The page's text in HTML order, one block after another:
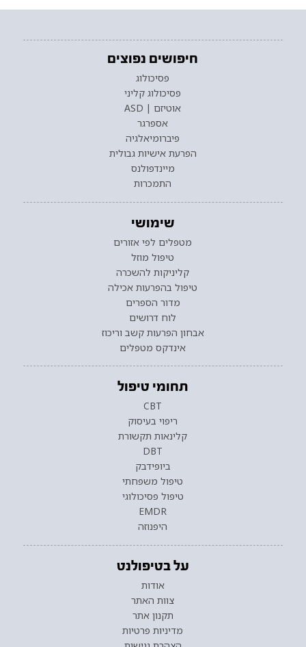
חיפושים נפוצים
פסיכולוג
פסיכולוג קליני
אוטיזם | ASD
אספרגר
פיברומיאלגיה
הפרעת אישיות גבולית
מיינדפולנס
התמכרות
שימושי
מטפלים לפי אזורים
טיפול מוזל
קליניקות להשכרה
טיפול בהפרעות אכילה
מדור הספרים
לוח דרושים
אבחון הפרעות קשב וריכוז
אינדקס מטפלים
תחומי טיפול
CBT
ריפוי בעיסוק
קלינאות תקשורת
DBT
ביופידבק
טיפול משפחתי
טיפול פסיכולוגי
EMDR
היפנוזה
על בטיפולנט
אודות
צוות האתר
תקנון אתר
מדיניות פרטיות